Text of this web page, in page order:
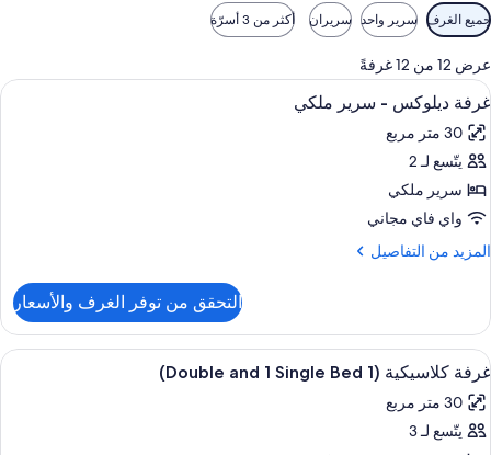
عوامل
التصفية
المتاحة
للغرف
جميع الغرف سرير واحد سريران أكثر من 3 أسرّة
عرض 12 من 12 غرفةً
استعراض
جميع
صور
غرفة
ديلوكس
-
سرير
ملكي
ملاءات للفراش لا تسبب الحساسية
5
غرفة ديلوكس - سرير ملكي
30 متر مربع
يتّسع لـ 2
سرير ملكي
واي فاي مجاني
المزيد من التفاصيل
المزيد
غرفة
ديلوكس
-
سرير
ملكي
التحقق من توفر الغرف والأسعار
استعراض
جميع
صور
غرفة
ملاءات للفراش لا تسبب الحساسية
3
غرفة كلاسيكية (1 Double and 1 Single Bed)
30 متر مربع
يتّسع لـ 3